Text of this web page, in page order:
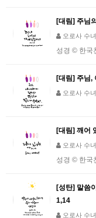
[대림] 주님
오로사 수녀
성경 © 한국
[대림] 주님,
오로사 수녀
[대림] 깨어
오로사 수녀
성경 © 한국
[성탄] 말씀
1,14
오로사 수녀